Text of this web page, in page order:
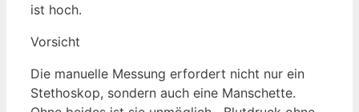
ist hoch.
Vorsicht
Die manuelle Messung erfordert nicht nur ein
Stethoskop, sondern auch eine Manschette.